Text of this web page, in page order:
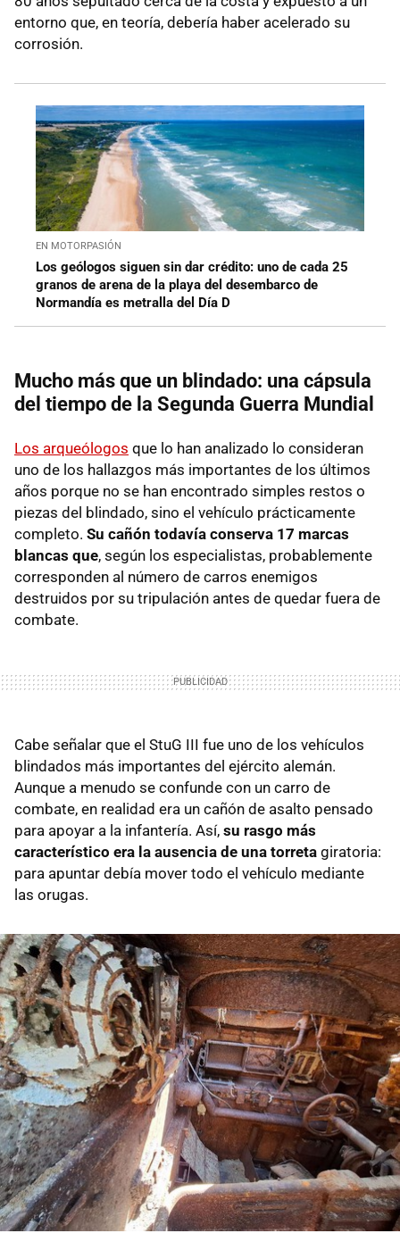
entorno que, en teoría, debería haber acelerado su
corrosión.
EN MOTORPASIÓN
Los geólogos siguen sin dar crédito: uno de cada 25
granos de arena de la playa del desembarco de
Normandía es metralla del Día D
Mucho más que un blindado: una cápsula
del tiempo de la Segunda Guerra Mundial
Los arqueólogos que lo han analizado lo consideran
uno de los hallazgos más importantes de los últimos
años porque no se han encontrado simples restos o
piezas del blindado, sino el vehículo prácticamente
completo. Su cañón todavía conserva 17 marcas
blancas que, según los especialistas, probablemente
corresponden al número de carros enemigos
destruidos por su tripulación antes de quedar fuera de
combate.
Cabe señalar que el StuG III fue uno de los vehículos
blindados más importantes del ejército alemán.
Aunque a menudo se confunde con un carro de
combate, en realidad era un cañón de asalto pensado
para apoyar a la infantería. Así, su rasgo más
característico era la ausencia de una torreta giratoria:
para apuntar debía mover todo el vehículo mediante
las orugas.